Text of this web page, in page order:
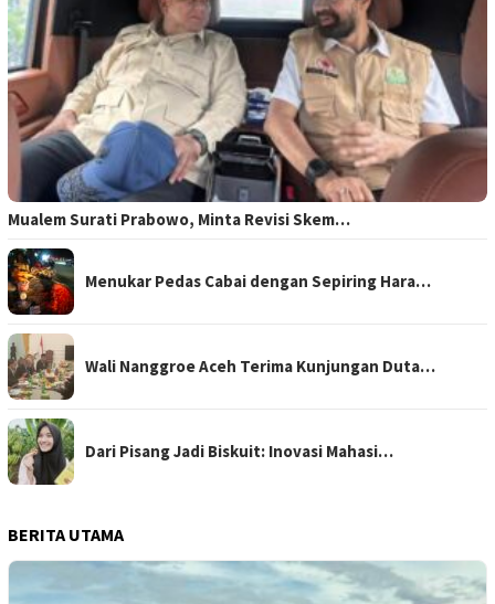
Mualem Surati Prabowo, Minta Revisi Skem…
Menukar Pedas Cabai dengan Sepiring Hara…
Wali Nanggroe Aceh Terima Kunjungan Duta…
Dari Pisang Jadi Biskuit: Inovasi Mahasi…
BERITA UTAMA